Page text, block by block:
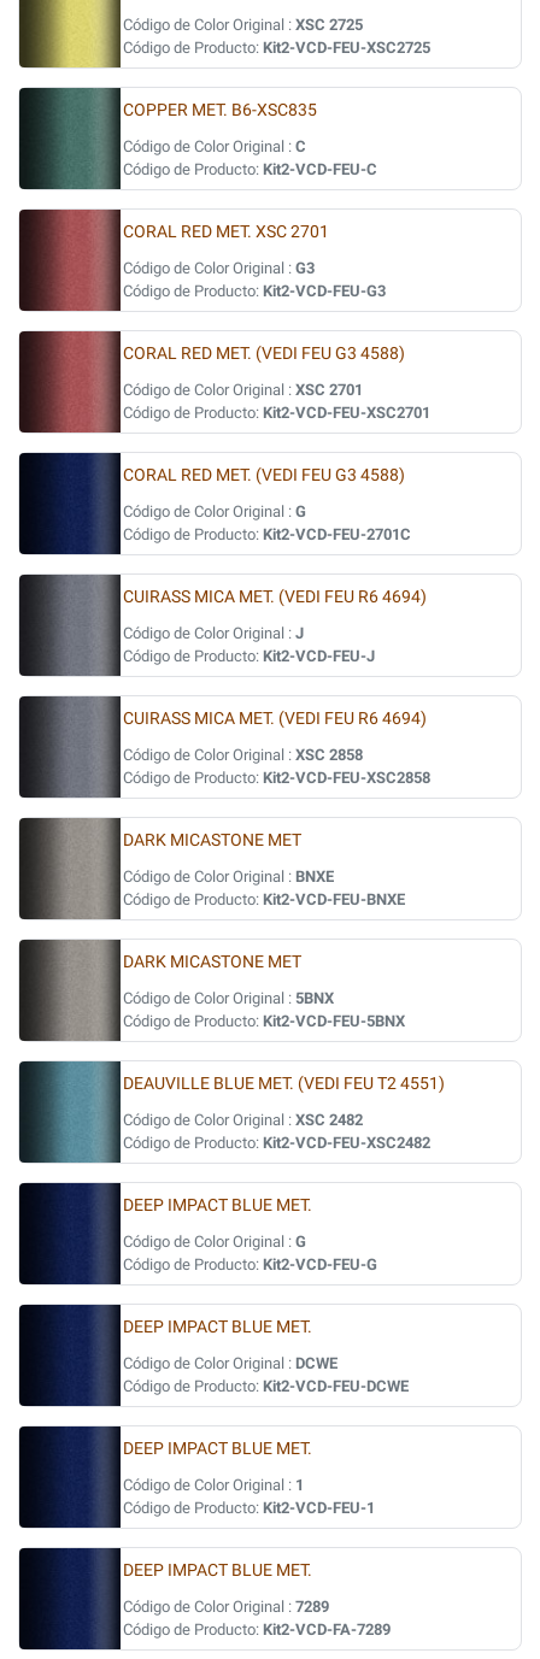
Código de Color Original : XSC 2725
Código de Producto: Kit2-VCD-FEU-XSC2725
COPPER MET. B6-XSC835
Código de Color Original : C
Código de Producto: Kit2-VCD-FEU-C
CORAL RED MET. XSC 2701
Código de Color Original : G3
Código de Producto: Kit2-VCD-FEU-G3
CORAL RED MET. (VEDI FEU G3 4588)
Código de Color Original : XSC 2701
Código de Producto: Kit2-VCD-FEU-XSC2701
CORAL RED MET. (VEDI FEU G3 4588)
Código de Color Original : G
Código de Producto: Kit2-VCD-FEU-2701C
CUIRASS MICA MET. (VEDI FEU R6 4694)
Código de Color Original : J
Código de Producto: Kit2-VCD-FEU-J
CUIRASS MICA MET. (VEDI FEU R6 4694)
Código de Color Original : XSC 2858
Código de Producto: Kit2-VCD-FEU-XSC2858
DARK MICASTONE MET
Código de Color Original : BNXE
Código de Producto: Kit2-VCD-FEU-BNXE
DARK MICASTONE MET
Código de Color Original : 5BNX
Código de Producto: Kit2-VCD-FEU-5BNX
DEAUVILLE BLUE MET. (VEDI FEU T2 4551)
Código de Color Original : XSC 2482
Código de Producto: Kit2-VCD-FEU-XSC2482
DEEP IMPACT BLUE MET.
Código de Color Original : G
Código de Producto: Kit2-VCD-FEU-G
DEEP IMPACT BLUE MET.
Código de Color Original : DCWE
Código de Producto: Kit2-VCD-FEU-DCWE
DEEP IMPACT BLUE MET.
Código de Color Original : 1
Código de Producto: Kit2-VCD-FEU-1
DEEP IMPACT BLUE MET.
Código de Color Original : 7289
Código de Producto: Kit2-VCD-FA-7289